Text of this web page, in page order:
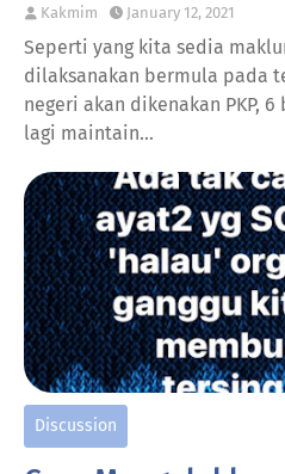
Kakmim January 12, 2021
Seperti yang kita sedia
dilaksanakan bermula pada
negeri akan dikenakan PKP, 6
lagi maintain…
Discussion